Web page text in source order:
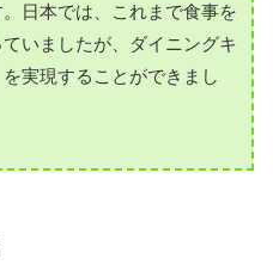
日本では、これまで食事を
いましたが、ダイニングキ
実現することができまし